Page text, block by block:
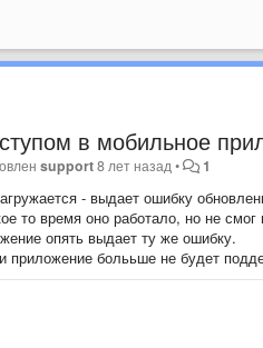
в мобильное
support8 лет назад • 1
- выдает ошибку
то время оно работало, но не
опять выдает ту же ошибку.
приложение болььше не будет